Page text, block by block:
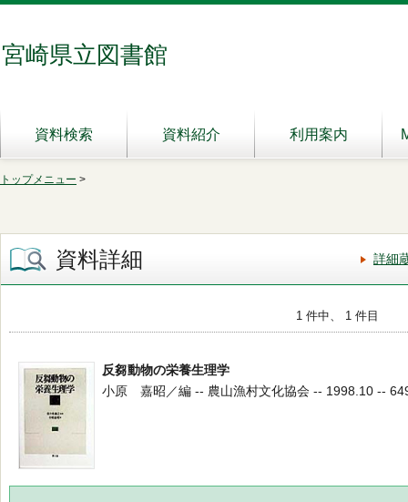
宮崎県立図書館
資料検索 資料紹介 利用案内
トップメニュー >
資料詳細 詳細
1 件中、 1 件目
反芻動物の栄養生理学
小原 嘉昭／編 -- 農山漁村文化協会 -- 1998.10 --